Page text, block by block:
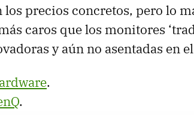
los precios concretos, pero lo
caros que los monitores
y aún no asentadas en
.
.